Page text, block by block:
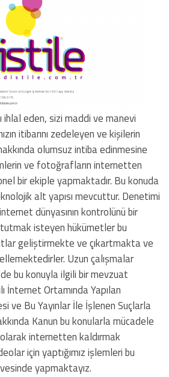
ihlal eden, sizi maddi ve manevi
itibarını zedeleyen ve kişilerin
olumsuz intiba edinmesine
ve fotoğrafların internetten
bir ekiple yapmaktadır. Bu konuda
alt yapısı mevcuttur. Denetimi
dünyasının kontrolünü bir
isteyen hükümetler bu
geliştirmekte ve çıkartmakta ve
Uzun çalışmalar
bu konuyla ilgili bir mevzuat
İnternet Ortamında Yapılan
ve Bu Yayınlar İle İşlenen Suçlarla
Kanun bu konularla mücadele
olarak internetten kaldırmak
için yaptığımız işlemleri bu
yapmaktayız.